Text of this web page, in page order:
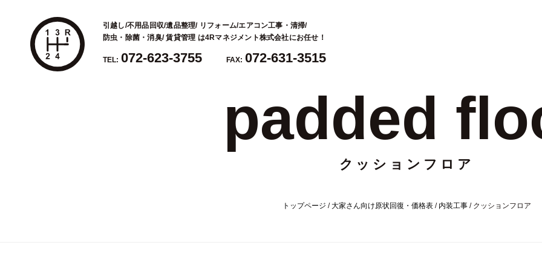
引越し/不用品回収/遺品整理/ リフォーム/エアコン工事・清掃/
防虫・除菌・消臭/ 賃貸管理 は4Rマネジメント株式会社にお任せ！
TEL: 072-623-3755 FAX: 072-631-3515
padded
クッションフロア
トップページ /大家さん向け原状回復・価格表/ 内装工事/ クッションフロア